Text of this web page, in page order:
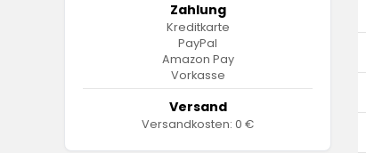
Zahlung
Kreditkarte
PayPal
Amazon Pay
Vorkasse
Versand
Versandkosten: 0 €